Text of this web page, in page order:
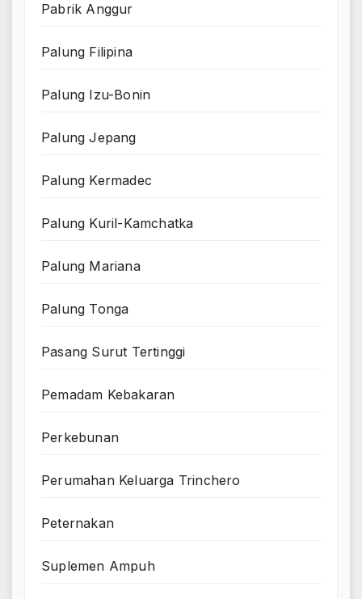
Pabrik Anggur
Palung Filipina
Palung Izu-Bonin
Palung Jepang
Palung Kermadec
Palung Kuril-Kamchatka
Palung Mariana
Palung Tonga
Pasang Surut Tertinggi
Pemadam Kebakaran
Perkebunan
Perumahan Keluarga Trinchero
Peternakan
Suplemen Ampuh